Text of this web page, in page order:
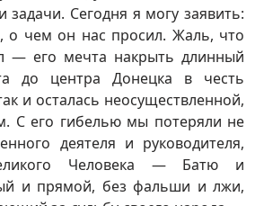
задачи. Сегодня я могу заявить:
о чем он нас просил. Жаль, что
— его мечта накрыть длинный
до центра Донецка в честь
и осталась неосуществленной,
С его гибелью мы потеряли не
деятеля и руководителя,
Человека — Батю и
и прямой, без фальши и лжи,